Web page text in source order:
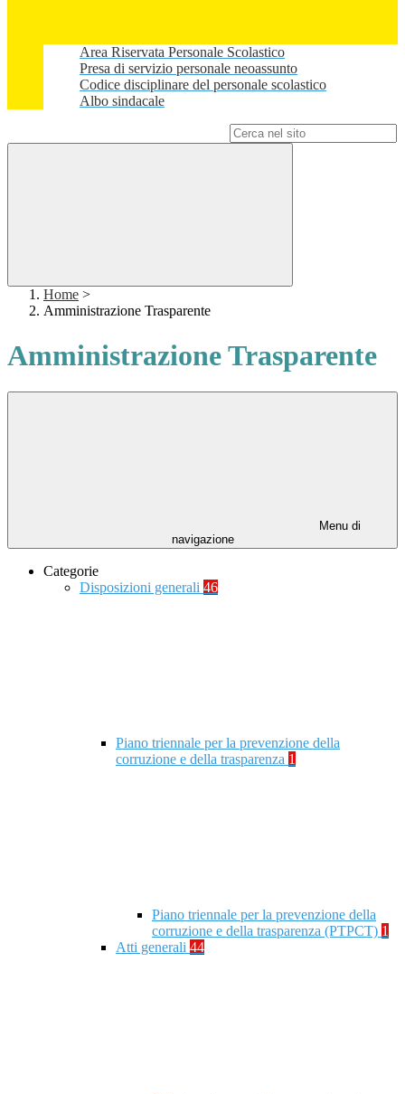
Area Riservata Personale Scolastico
Presa di servizio personale neoassunto
Codice disciplinare del personale scolastico
Albo sindacale
Home >
Amministrazione Trasparente
Amministrazione Trasparente
Menu di
navigazione
Categorie
Disposizioni generali 46
Piano triennale per la prevenzione della
corruzione e della trasparenza 1
Piano triennale per la prevenzione della
corruzione e della trasparenza (PTPCT) 1
Atti generali 44